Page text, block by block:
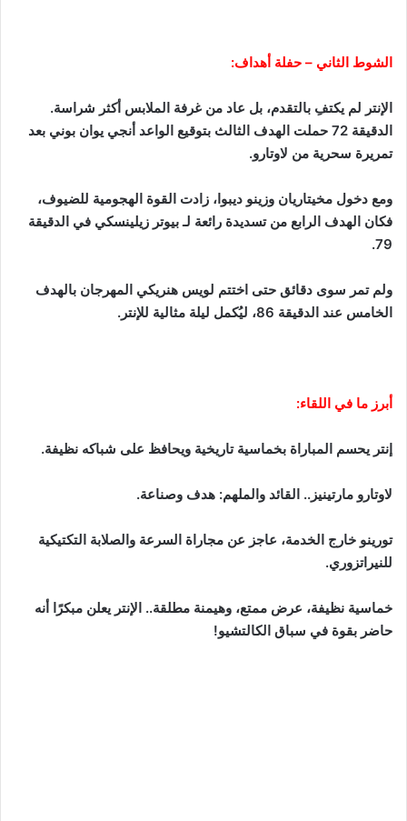
الشوط الثاني – حفلة أهداف:
الإنتر لم يكتفِ بالتقدم، بل عاد من غرفة الملابس أكثر شراسة.
الدقيقة 72 حملت الهدف الثالث بتوقيع الواعد أنجي يوان بوني بعد
تمريرة سحرية من لاوتارو.
ومع دخول مخيتاريان وزينو ديبوا، زادت القوة الهجومية للضيوف،
فكان الهدف الرابع من تسديدة رائعة لـ بيوتر زيلينسكي في الدقيقة
79.
ولم تمر سوى دقائق حتى اختتم لويس هنريكي المهرجان بالهدف
الخامس عند الدقيقة 86، ليُكمل ليلة مثالية للإنتر.
أبرز ما في اللقاء:
إنتر يحسم المباراة بخماسية تاريخية ويحافظ على شباكه نظيفة.
لاوتارو مارتينيز.. القائد والملهم: هدف وصناعة.
تورينو خارج الخدمة، عاجز عن مجاراة السرعة والصلابة التكتيكية
للنيراتزوري.
خماسية نظيفة، عرض ممتع، وهيمنة مطلقة.. الإنتر يعلن مبكرًا أنه
حاضر بقوة في سباق الكالتشيو!